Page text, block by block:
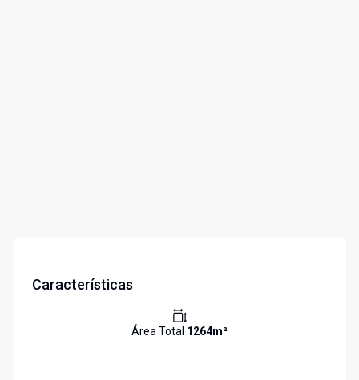
Características
Área Total 1264m²